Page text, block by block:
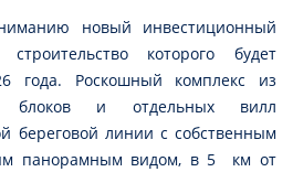
новый инвестиционный
которого будет
года. Роскошный комплекс из
блоков и отдельных вилл
береговой линии с собственным
панорамным видом, в 5 км от